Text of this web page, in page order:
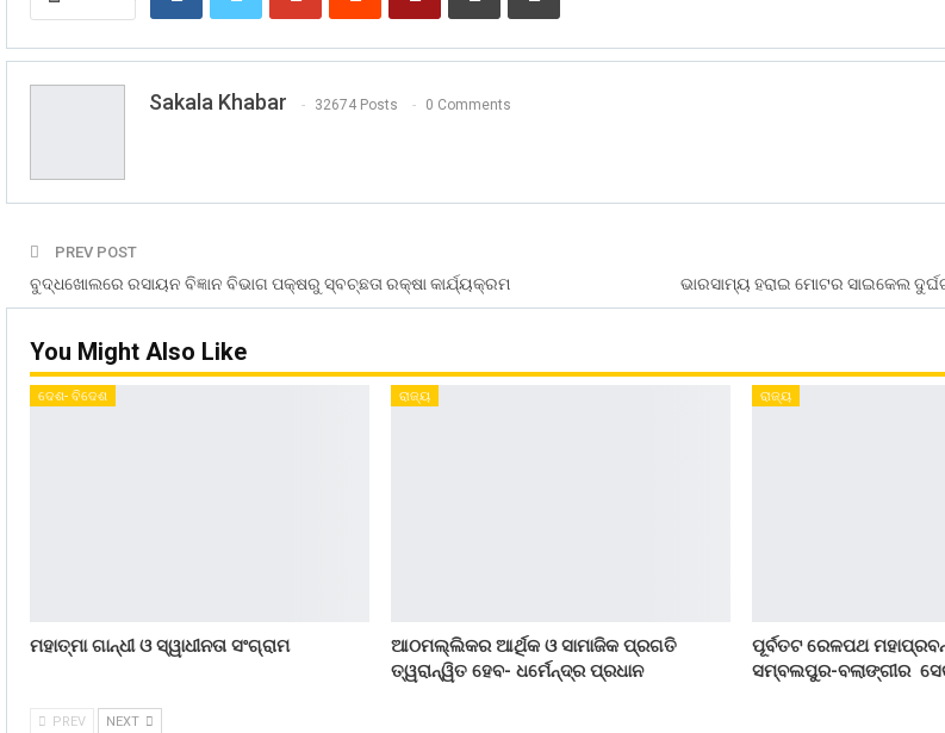
Sakala Khabar 32674 Posts 0 Comments
PREV POST
ବୁଦ୍ଧଖୋଲରେ ରସାୟନ ବିଜ୍ଞାନ ବିଭାଗ ପକ୍ଷରୁ ସ୍ବଚ୍ଛତା ରକ୍ଷା କାର୍ଯ୍ୟକ୍ରମ ଭାରସାମ୍ୟ ହରାଇ ମୋଟର ସାଇକେଲ
You Might Also Like
ଦେଶ- ବିଦେଶ
ମହାତ୍ମା ଗାନ୍ଧୀ ଓ ସ୍ୱାଧୀନତା ସଂଗ୍ରାମ
ରାଜ୍ୟ
ଆଠମଲ୍ଲିକର ଆର୍ଥିକ ଓ ସାମାଜିକ ପ୍ରଗତି
ତ୍ୱରାନ୍ୱିତ ହେବ- ଧର୍ମେନ୍ଦ୍ର ପ୍ରଧାନ
ରାଜ୍ୟ
ପୂର୍ବତଟ ରେଳପଥ
ସମ୍ବଲପୁର-ବଲାଙ୍ଗୀର
PREV NEXT